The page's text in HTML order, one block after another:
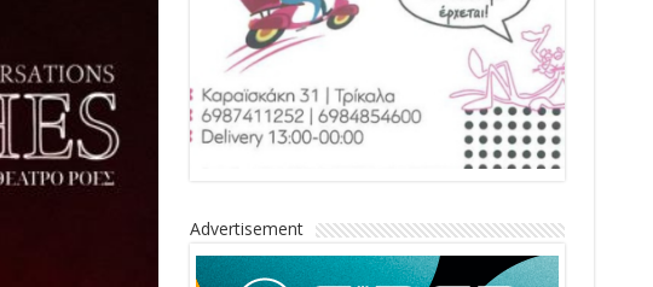
Advertisement